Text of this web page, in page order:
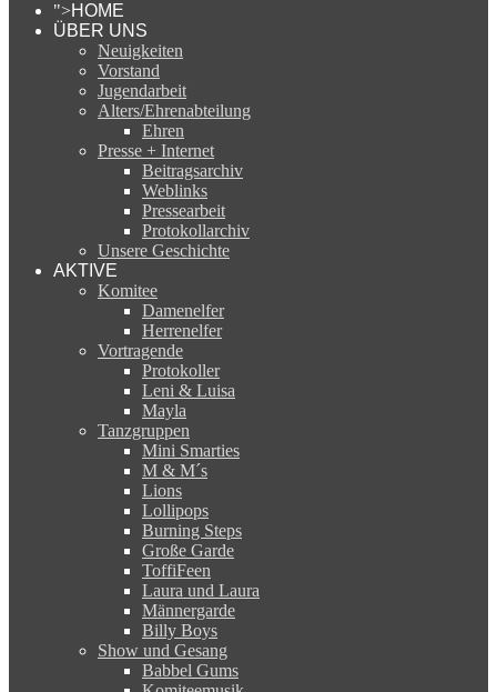
">HOME
ÜBER UNS
Neuigkeiten
Vorstand
Jugendarbeit
Alters/Ehrenabteilung
Ehren
Presse + Internet
Beitragsarchiv
Weblinks
Pressearbeit
Protokollarchiv
Unsere Geschichte
AKTIVE
Komitee
Damenelfer
Herrenelfer
Vortragende
Protokoller
Leni & Luisa
Mayla
Tanzgruppen
Mini Smarties
M & M´s
Lions
Lollipops
Burning Steps
Große Garde
ToffiFeen
Laura und Laura
Männergarde
Billy Boys
Show und Gesang
Babbel Gums